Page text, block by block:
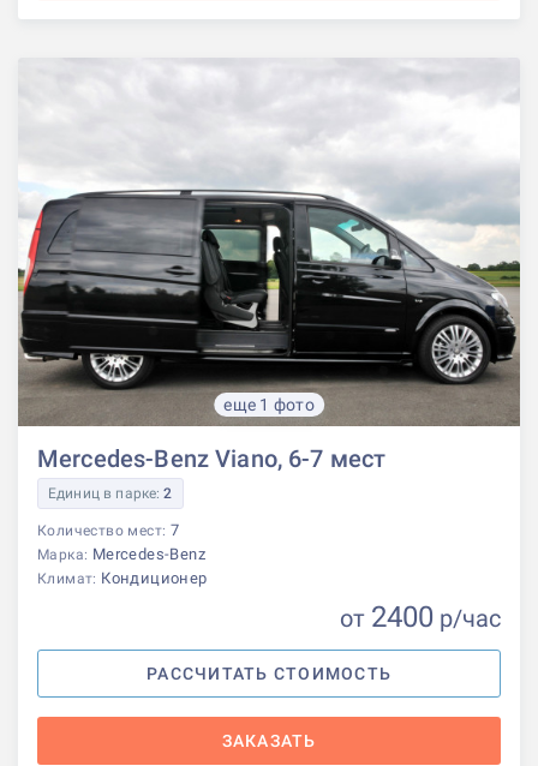
еще 1 фото
Mercedes-Benz Viano, 6-7 мест
Единиц в парке:2
Количество мест: 7
Марка: Mercedes-Benz
Климат: Кондиционер
от 2400 р/час
РАССЧИТАТЬ СТОИМОСТЬ
ЗАКАЗАТЬ